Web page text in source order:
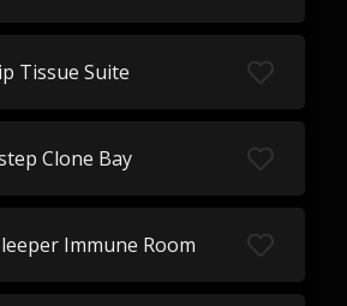
Tissue Suite
Clone Bay
Immune Room